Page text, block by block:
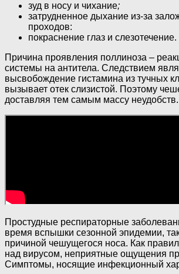
зуд в носу и чихание;
затрудненное дыхание из-за
проходов:
покраснение глаз и слезотечение.
Причина проявления поллиноза –
системы на антитела. Следствием
высвобождение гистамина из тучных
вызывает отек слизистой. Поэтому
доставляя тем самым массу неудобств.
Простудные респираторные
время вспышки сезонной эпидемии,
причиной чешущегося носа. Как
над вирусом, неприятные ощущения
Симптомы, носящие инфекционный